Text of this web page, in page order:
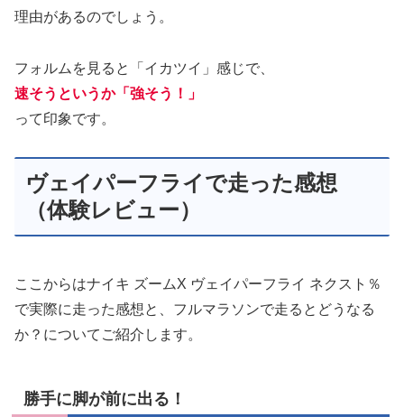
理由があるのでしょう。
フォルムを見ると「イカツイ」感じで、
速そうというか「強そう！」
って印象です。
ヴェイパーフライで走った感想
（体験レビュー）
ここからはナイキ ズームX ヴェイパーフライ ネクスト％
で実際に走った感想と、フルマラソンで走るとどうなる
か？についてご紹介します。
勝手に脚が前に出る！